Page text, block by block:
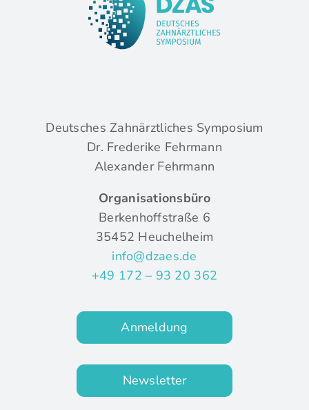
Deutsches Zahnärztliches Symposium
Dr. Frederike Fehrmann
Alexander Fehrmann
Organisationsbüro
Berkenhoffstraße 6
35452 Heuchelheim
info@dzaes.de
+49 172 – 93 20 362
Anmeldung
Newsletter